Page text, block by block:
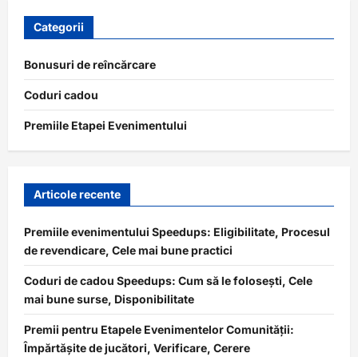
Categorii
Bonusuri de reîncărcare
Coduri cadou
Premiile Etapei Evenimentului
Articole recente
Premiile evenimentului Speedups: Eligibilitate, Procesul
de revendicare, Cele mai bune practici
Coduri de cadou Speedups: Cum să le folosești, Cele
mai bune surse, Disponibilitate
Premii pentru Etapele Evenimentelor Comunității:
Împărtășite de jucători, Verificare, Cerere